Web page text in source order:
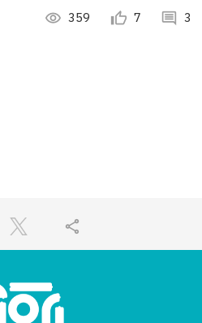
visibility 359 thumb_up_alt 7 comment 3
share